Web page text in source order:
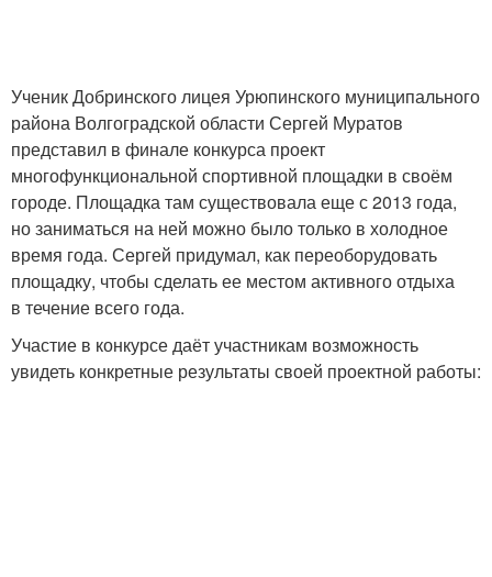
Ученик Добринского лицея Урюпинского муниципального
района Волгоградской области Сергей Муратов
представил в финале конкурса проект
многофункциональной спортивной площадки в своём
городе. Площадка там существовала еще с 2013 года,
но заниматься на ней можно было только в холодное
время года. Сергей придумал, как переоборудовать
площадку, чтобы сделать ее местом активного отдыха
в течение всего года.
Участие в конкурсе даёт участникам возможность
увидеть конкретные результаты своей проектной работы: